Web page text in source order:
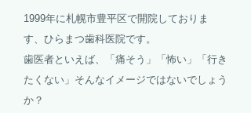
1999年に札幌市豊平区で開院しておりま
す、ひらまつ歯科医院です。
歯医者といえば、「痛そう」「怖い」「行き
たくない」そんなイメージではないでしょう
か？